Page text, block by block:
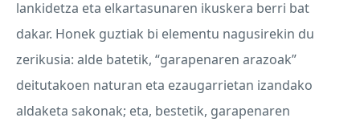
lankidetza eta elkartasunaren ikuskera berri bat
dakar. Honek guztiak bi elementu nagusirekin du
zerikusia: alde batetik, “garapenaren arazoak”
deitutakoen naturan eta ezaugarrietan izandako
aldaketa sakonak; eta, bestetik, garapenaren